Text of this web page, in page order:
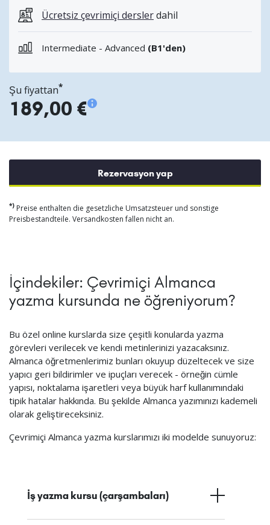
Ücretsiz çevrimiçi derslerdahil
Intermediate - Advanced (B1'den)
Şu fiyattan*
189,00 €
Rezervasyon yap
*) Preise enthalten die gesetzliche Umsatzsteuer und sonstige
Preisbestandteile. Versandkosten fallen nicht an.
İçindekiler: Çevrimiçi Almanca
yazma kursunda ne öğreniyorum?
Bu özel online kurslarda size çeşitli konularda yazma
görevleri verilecek ve kendi metinlerinizi yazacaksınız.
Almanca öğretmenlerimiz bunları okuyup düzeltecek ve size
yapıcı geri bildirimler ve ipuçları verecek - örneğin cümle
yapısı, noktalama işaretleri veya büyük harf kullanımındaki
tipik hatalar hakkında. Bu şekilde Almanca yazımınızı kademeli
olarak geliştireceksiniz.
Çevrimiçi Almanca yazma kurslarımızı iki modelde sunuyoruz:
İş yazma kursu (çarşambaları)